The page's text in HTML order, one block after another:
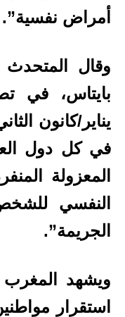
أمراض نفسية”.
وقال
في كل دول
المعزولة
النفسي
الجريمة”.
ويشهد المغرب
استقرار